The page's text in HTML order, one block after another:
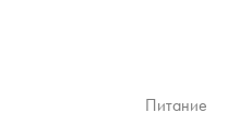
Питание